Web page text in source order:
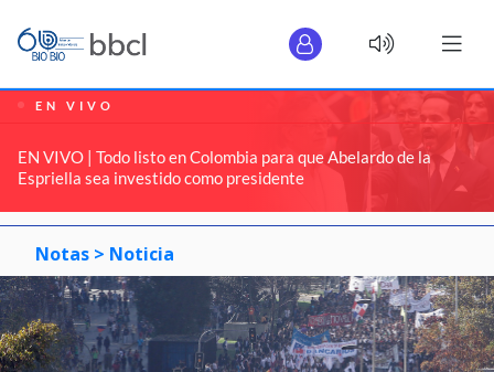
EN VIVO
EN VIVO | Todo listo en Colombia para que Abelardo de la
Espriella sea investido como presidente
Notas > Noticia